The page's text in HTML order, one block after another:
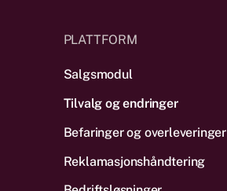
PLATTFORM
Salgsmodul
Tilvalg og endringer
Befaringer og overleveringer
Reklamas­jonshåndtering